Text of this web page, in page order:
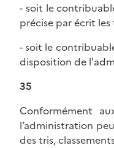
- soit le
précise par écrit
- soit le
disposition de
35
Conformément
l’administration
des tris,